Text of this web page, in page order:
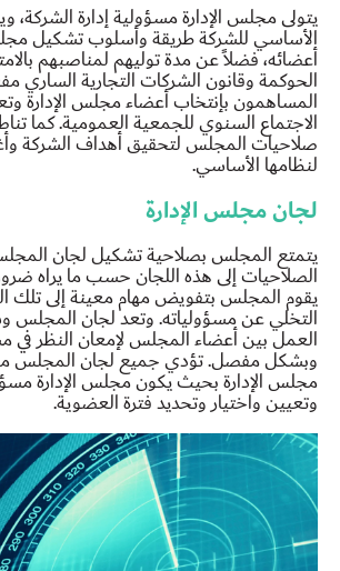
يتولى مجلس الإدارة مسؤولية إدارة الشركة،
الأساسي للشركة طريقة وأسلوب تشكيل
أعضائه، فضلاً عن مدة توليهم لمناصبهم
الحوكمة وقانون الشركات التجارية الساري
المساهمون بإنتخاب أعضاء مجلس الإدارة
الاجتماع السنوي للجمعية العمومية. كما
صلاحيات المجلس لتحقيق أهداف الشركة
لنظامها الأساسي.
لجان مجلس الإدارة
يتمتع المجلس بصلاحية تشكيل لجان
الصلاحيات إلى هذه اللجان حسب ما يراه
يقوم المجلس بتفويض مهام معينة إلى تلك
التخلي عن مسؤولياته. وتعد لجان المجلس
العمل بين أعضاء المجلس لإمعان النظر في
وبشكل مفصل. تؤدي جمیع لجان المجلس
مجلس الإدارة بحيث يكون مجلس الإدارة
وتعيين واختيار وتحديد فترة العضوية.